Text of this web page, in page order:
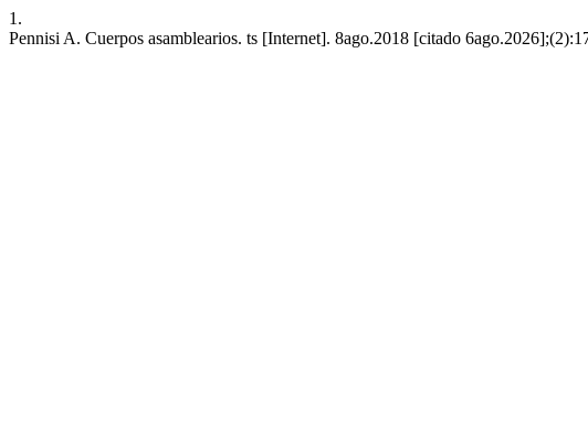
1.
Pennisi A. Cuerpos asamblearios. ts [Internet]. 8ago.2018 [citado